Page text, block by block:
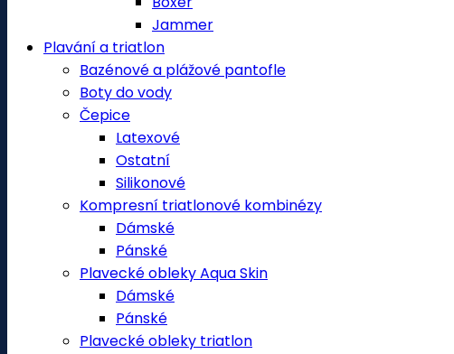
Jammer
Plavání a triatlon
Bazénové a plážové pantofle
Boty do vody
Čepice
Latexové
Ostatní
Silikonové
Kompresní triatlonové kombinézy
Dámské
Pánské
Plavecké obleky Aqua Skin
Dámské
Pánské
Plavecké obleky triatlon